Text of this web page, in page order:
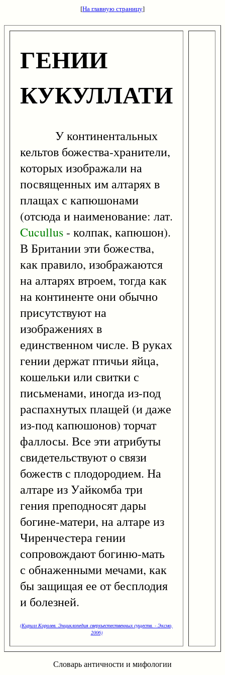
[На главную страницу]
ГЕНИИ
КУКУЛЛАТИ
У континентальных
кельтов божества-хранители,
которых изображали на
посвященных им алтарях в
плащах с капюшонами
(отсюда и наименование: лат.
Cucullus - колпак, капюшон).
В Британии эти божества,
как правило, изображаются
на алтарях втроем, тогда как
на континенте они обычно
присутствуют на
изображениях в
единственном числе. В руках
гении держат птичьи яйца,
кошельки или свитки с
письменами, иногда из-под
распахнутых плащей (и даже
из-под капюшонов) торчат
фаллосы. Все эти атрибуты
свидетельствуют о связи
божеств с плодородием. На
алтаре из Уайкомба три
гения преподносят дары
богине-матери, на алтаре из
Чиренчестера гении
сопровождают богиню-мать
с обнаженными мечами, как
бы защищая ее от бесплодия
и болезней.
(Кирилл Королев. Энциклопедия сверхъестественных существ. - Эксмо,
2006)
Словарь античности и мифологии